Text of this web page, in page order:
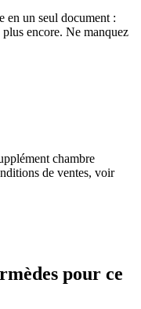
en un seul document :
encore. Ne manquez
chambre
de ventes, voir
pour ce